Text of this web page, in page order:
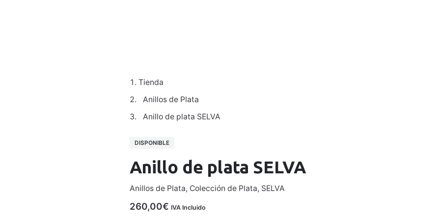
Tienda
Anillos de Plata
Anillo de plata SELVA
DISPONIBLE
Anillo de plata SELVA
Anillos de Plata, Colección de Plata, SELVA
260,00€ IVA Incluido